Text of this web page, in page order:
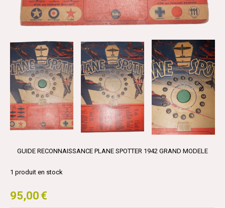
GUIDE RECONNAISSANCE PLANE SPOTTER 1942 GRAND MODELE
95,00 €
1 produit en stock